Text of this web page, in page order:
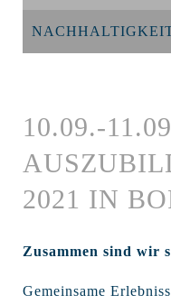
10.09.-
2021 IN
Zusammen sind wir
Gemeinsame